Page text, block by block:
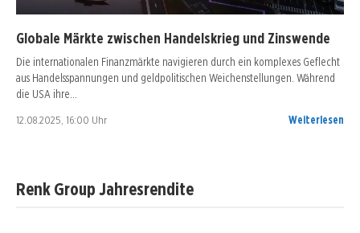
Globale Märkte zwischen Handelskrieg und Zinswende
Die internationalen Finanzmärkte navigieren durch ein komplexes Geflecht
aus Handelsspannungen und geldpolitischen Weichenstellungen. Während
die USA ihre…
12.08.2025, 16:00 Uhr Weiterlesen
Renk Group Jahresrendite